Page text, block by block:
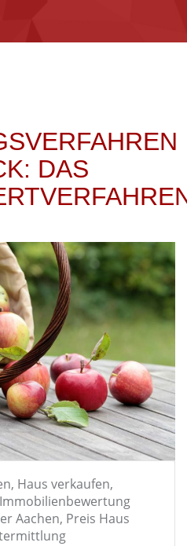
DAS
Haus verkaufen,
Aachen, Preis Haus